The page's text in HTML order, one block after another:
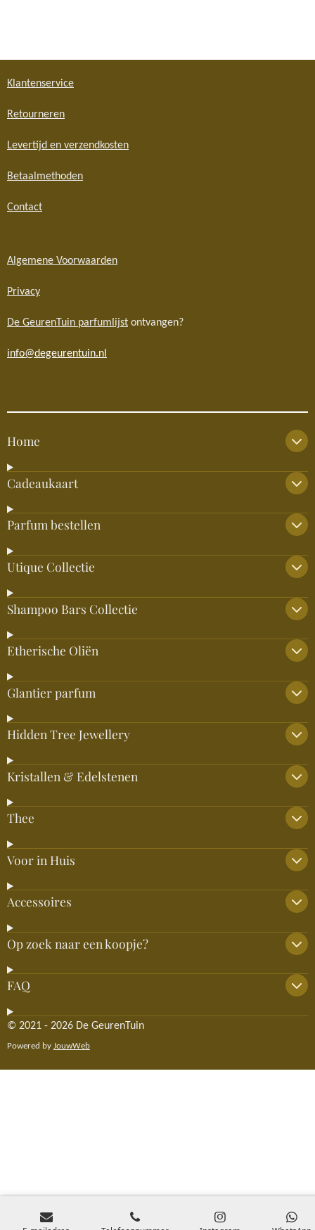
Klantenservice
Retourneren
Levertijd en verzendkosten
Betaalmethoden
Contact
Algemene Voorwaarden
Privacy
De GeurenTuin parfumlijst ontvangen?
info@degeurentuin.nl
Home
Cadeaukaart
Parfum bestellen
Utique Collectie
Shampoo Bars Collectie
Etherische Oliën
Glantier parfum
Hidden Tree Jewellery
Kristallen & Edelstenen
Thee
Voor in Huis
Accessoires
Op zoek naar een koopje?
FAQ
© 2021 - 2026 De GeurenTuin
Powered by JouwWeb